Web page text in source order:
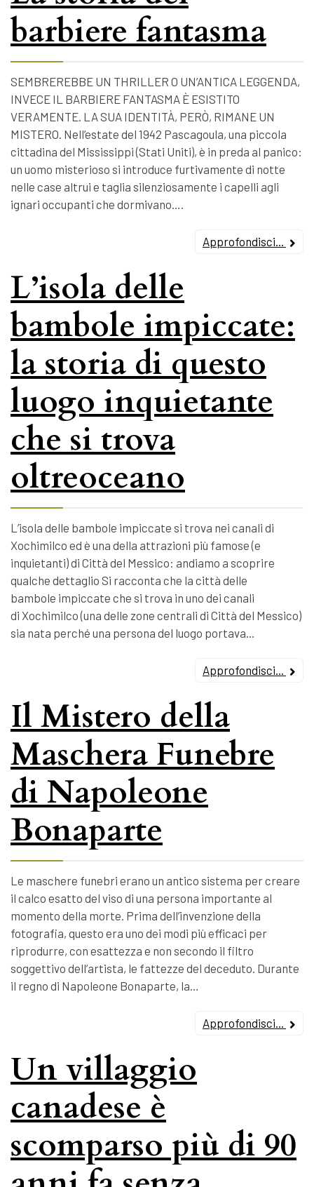
barbiere fantasma
SEMBREREBBE UN THRILLER O UN’ANTICA LEGGENDA,
INVECE IL BARBIERE FANTASMA È ESISTITO
VERAMENTE. LA SUA IDENTITÀ, PERÒ, RIMANE UN
MISTERO. Nell’estate del 1942 Pascagoula, una piccola
cittadina del Mississippi (Stati Uniti), è in preda al panico:
un uomo misterioso si introduce furtivamente di notte
nelle case altrui e taglia silenziosamente i capelli agli
ignari occupanti che dormivano….
Approfondisci...
L’isola delle
bambole impiccate:
la storia di questo
luogo inquietante
che si trova
oltreoceano
L’isola delle bambole impiccate si trova nei canali di
Xochimilco ed è una della attrazioni più famose (e
inquietanti) di Città del Messico: andiamo a scoprire
qualche dettaglio Si racconta che la città delle
bambole impiccate che si trova in uno dei canali
di Xochimilco (una delle zone centrali di Città del Messico)
sia nata perché una persona del luogo portava…
Approfondisci...
Il Mistero della
Maschera Funebre
di Napoleone
Bonaparte
Le maschere funebri erano un antico sistema per creare
il calco esatto del viso di una persona importante al
momento della morte. Prima dell’invenzione della
fotografia, questo era uno dei modi più efficaci per
riprodurre, con esattezza e non secondo il filtro
soggettivo dell’artista, le fattezze del deceduto. Durante
il regno di Napoleone Bonaparte, la…
Approfondisci...
Un villaggio
canadese è
scomparso più di 90